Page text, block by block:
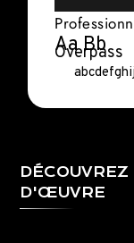
Aa Bb
Overpass
D'ŒUVRE